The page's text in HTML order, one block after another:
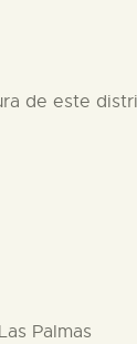
de este
Palmas